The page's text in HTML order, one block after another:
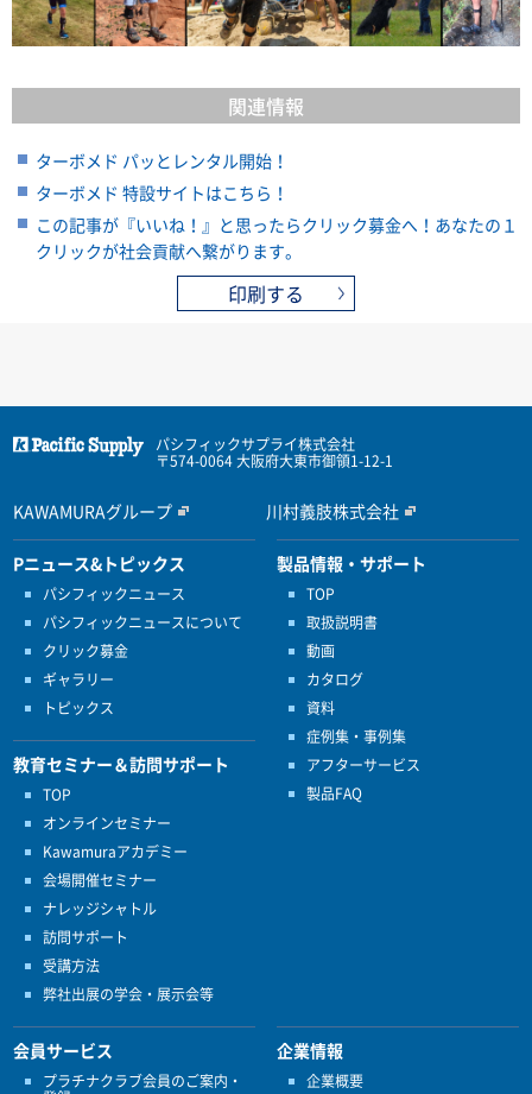
関連情報
ターボメド パッとレンタル開始！
ターボメド 特設サイトはこちら！
この記事が『いいね！』と思ったらクリック募金へ！あなたの１
クリックが社会貢献へ繋がります。
印刷する
パシフィックサプライ株式会社
〒574-0064 大阪府大東市御領1-12-1
KAWAMURAグループ 川村義肢株式会社
Pニュース&トピックス
パシフィックニュース
パシフィックニュースについて
クリック募金
ギャラリー
トピックス
教育セミナー＆訪問サポート
TOP
オンラインセミナー
Kawamuraアカデミー
会場開催セミナー
ナレッジシャトル
訪問サポート
受講方法
弊社出展の学会・展示会等
製品情報・サポート
TOP
取扱説明書
動画
カタログ
資料
症例集・事例集
アフターサービス
製品FAQ
会員サービス
プラチナクラブ会員のご案内・
企業情報
企業概要